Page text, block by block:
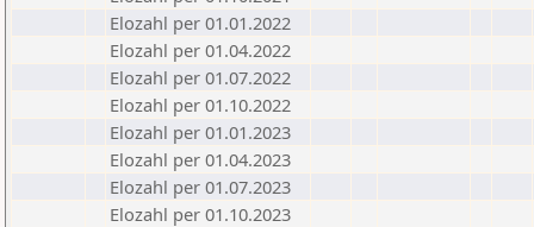
Elozahl per 01.01.2022
Elozahl per 01.04.2022
Elozahl per 01.07.2022
Elozahl per 01.10.2022
Elozahl per 01.01.2023
Elozahl per 01.04.2023
Elozahl per 01.07.2023
Elozahl per 01.10.2023